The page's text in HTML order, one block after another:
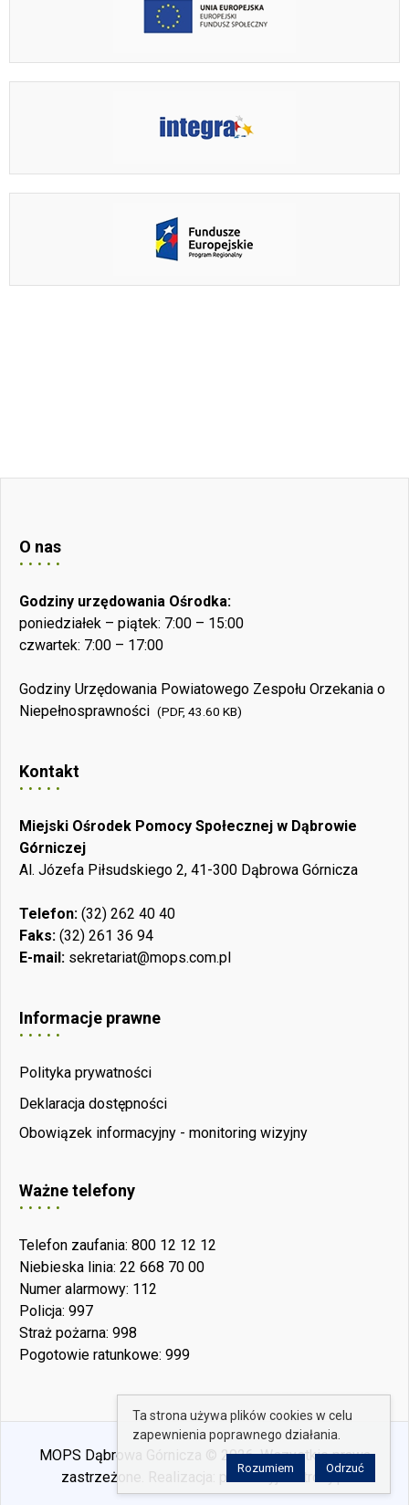
O nas
Godziny urzędowania Ośrodka:
poniedziałek – piątek: 7:00 – 15:00
czwartek: 7:00 – 17:00
Godziny Urzędowania Powiatowego Zespołu Orzekania o
Niepełnosprawności (PDF, 43.60 KB)
Kontakt
Miejski Ośrodek Pomocy Społecznej w Dąbrowie
Górniczej
Al. Józefa Piłsudskiego 2, 41-300 Dąbrowa Górnicza
Telefon: (32) 262 40 40
Faks: (32) 261 36 94
E-mail: sekretariat@mops.com.pl
Informacje prawne
Polityka prywatności
Deklaracja dostępności
Obowiązek informacyjny - monitoring wizyjny
Ważne telefony
Telefon zaufania: 800 12 12 12
Niebieska linia: 22 668 70 00
Numer alarmowy: 112
Policja: 997
Straż pożarna: 998
Pogotowie ratunkowe: 999
MOPS Dąbrowa Górnicza © 2026. Wszystkie prawa
zastrzeżone. Realizacja:
perfekcyjneStrony.pl
Ta strona używa plików cookies w celu
zapewnienia poprawnego działania.
Rozumiem Odrzuć